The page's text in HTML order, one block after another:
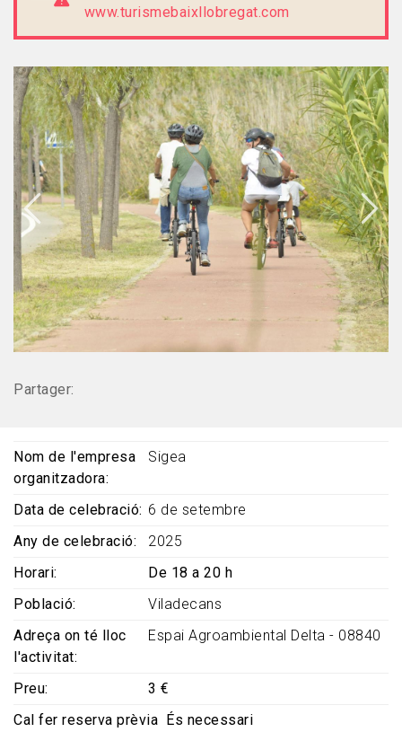
www.turismebaixllobregat.com
Partager:
Nom de l'empresa
organitzadora
Sigea
Data de celebració 6 de setembre
Any de celebració
2025
Horari
De 18 a 20 h
Població
Viladecans
Adreça on té lloc
l'activitat
Espai Agroambiental Delta - 08840
Preu
3 €
Cal fer reserva prèvia
És necessari